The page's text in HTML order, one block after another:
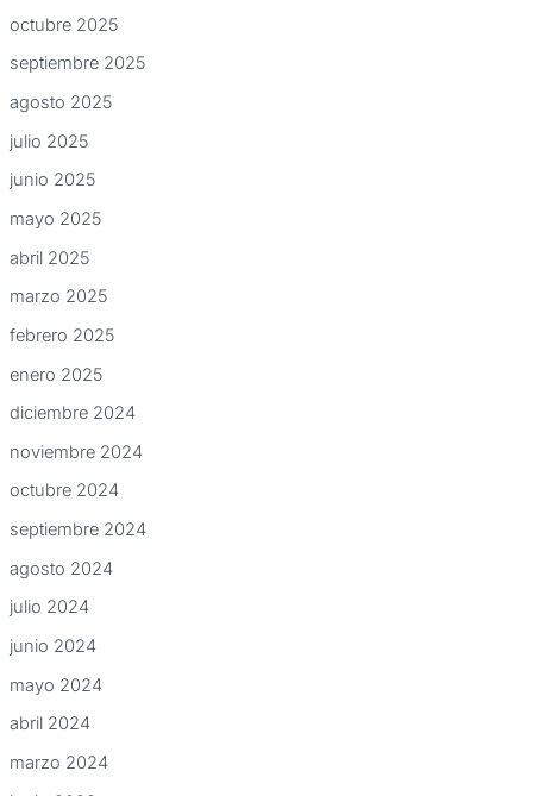
octubre 2025
septiembre 2025
agosto 2025
julio 2025
junio 2025
mayo 2025
abril 2025
marzo 2025
febrero 2025
enero 2025
diciembre 2024
noviembre 2024
octubre 2024
septiembre 2024
agosto 2024
julio 2024
junio 2024
mayo 2024
abril 2024
marzo 2024